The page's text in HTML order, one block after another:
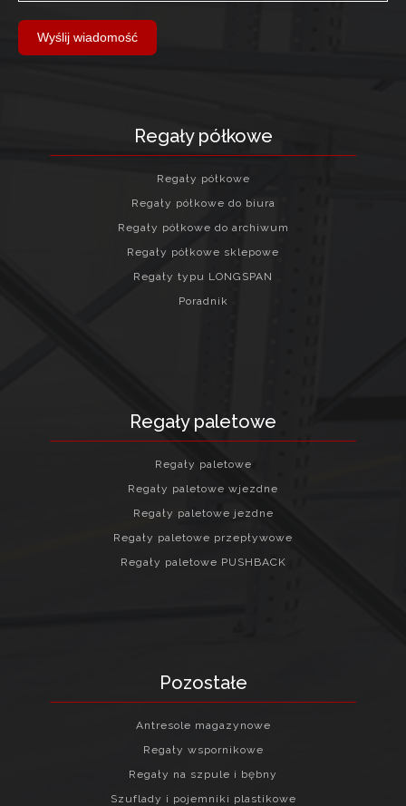
Wyślij wiadomość
Regały półkowe
Regały półkowe
Regały półkowe do biura
Regały półkowe do archiwum
Regały półkowe sklepowe
Regały typu LONGSPAN
Poradnik
Regały paletowe
Regały paletowe
Regały paletowe wjezdne
Regały paletowe jezdne
Regały paletowe przepływowe
Regały paletowe PUSHBACK
Pozostałe
Antresole magazynowe
Regały wspornikowe
Regały na szpule i bębny
Szuflady i pojemniki plastikowe